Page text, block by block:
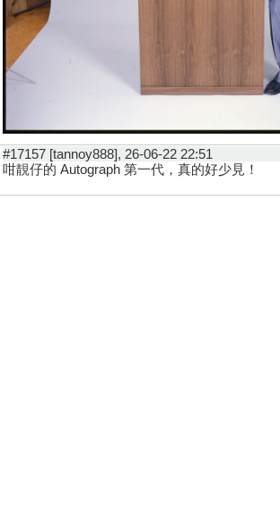
#17157 [tannoy888], 26-06-22 22:51
咁靚仔的 Autograph 第一代，真的好少見！